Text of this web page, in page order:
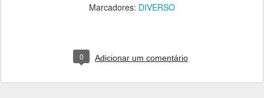
Marcadores: DIVERSO
0 Adicionar um comentário